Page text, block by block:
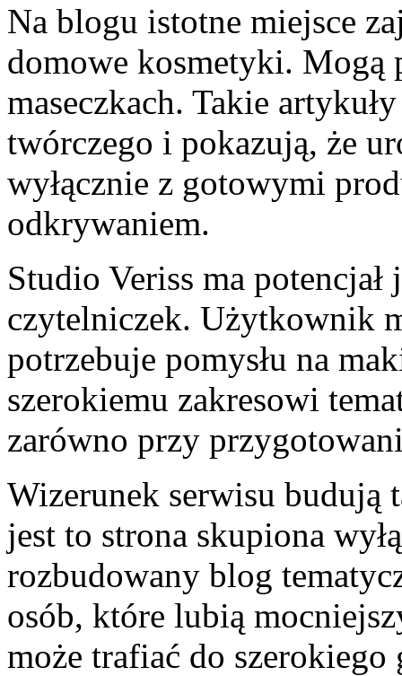
Na blogu istotne miejsce
domowe kosmetyki. Mogą
maseczkach. Takie
twórczego i pokazują, że
wyłącznie z gotowymi
odkrywaniem.
Studio Veriss ma
czytelniczek. Użytkownik
potrzebuje pomysłu na
szerokiemu zakresowi
zarówno przy
Wizerunek serwisu budują
jest to strona skupiona
rozbudowany blog
osób, które lubią
może trafiać do